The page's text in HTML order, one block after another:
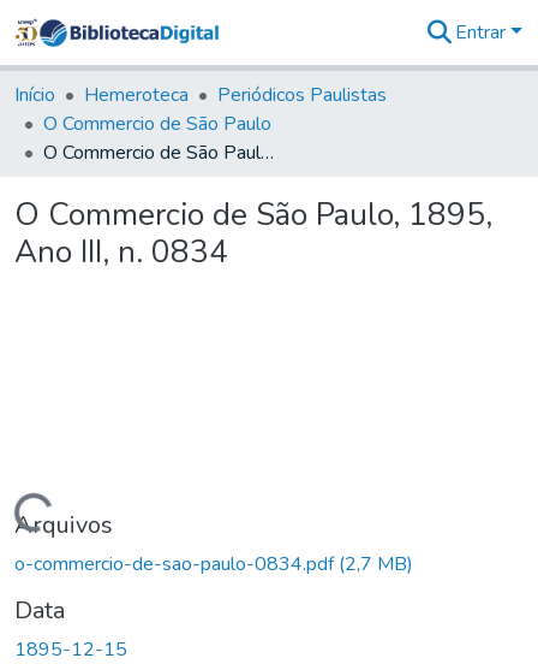
&
Coleções
Tudo na
Biblioteca
Estatísticas
Entrar
Início Hemeroteca
Periódicos Paulistas
O Commercio de São Paulo
O Commercio de São Paulo, 1895, Ano III, n. 0834
O Commercio de São Paulo, 1895,
Ano III, n. 0834
Carregando...
Arquivos
o-commercio-de-sao-paulo-0834.pdf(2,7 MB)
Data
1895-12-15